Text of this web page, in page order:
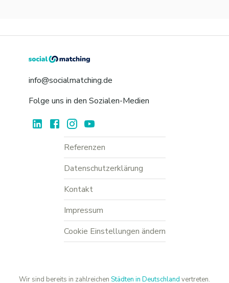
info@socialmatching.de
Folge uns in den Sozialen-Medien
Referenzen
Datenschutzerklärung
Kontakt
Impressum
Cookie Einstellungen ändern
Wir sind bereits in zahlreichen Städten in Deutschland vertreten.